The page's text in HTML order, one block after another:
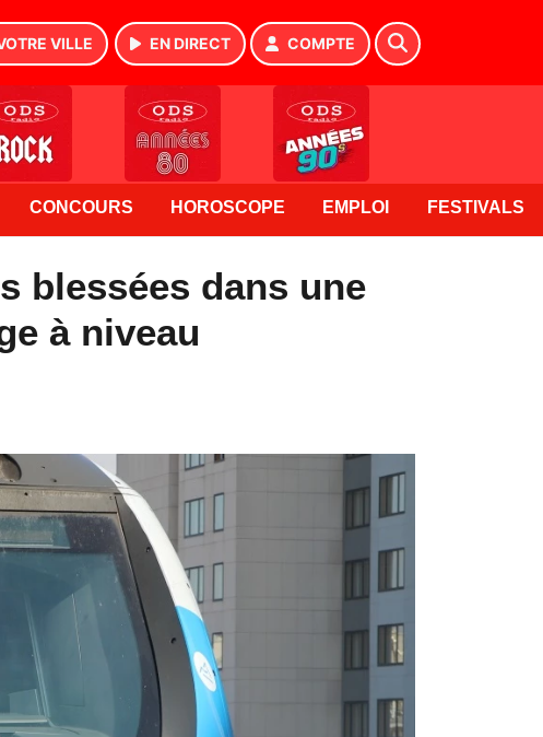
VILLE EN DIRECT COMPTE
CONCOURS HOROSCOPE EMPLOI FESTIVALS
blessées dans une
à niveau